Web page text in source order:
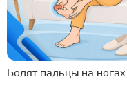
Болят пальцы на ногах